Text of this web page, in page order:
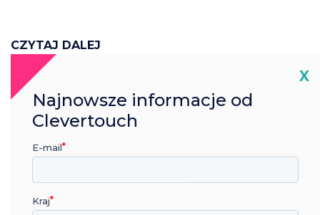
CZYTAJ DALEJ
X
Najnowsze informacje od
Clevertouch
E-mail
Kraj